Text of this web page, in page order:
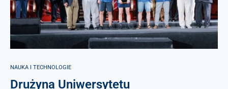
NAUKA I TECHNOLOGIE
Drużyna Uniwersytetu